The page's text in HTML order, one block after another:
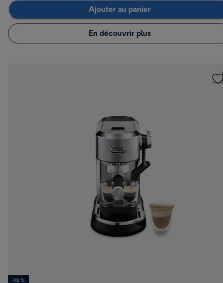
Ajouter au panier
En découvrir plus
-13 %